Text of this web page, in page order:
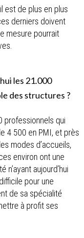
est de plus en plus
derniers doivent
mesure pourrait
les 21.000
des structures ?
professionnels qui
4 500 en PMI, et près
modes d’accueils,
environ ont une
aujourd’hui
pour une
de sa spécialité
à profit ses